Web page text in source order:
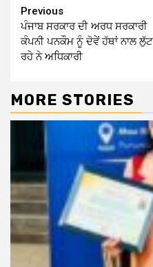
Continue
Reading
Previous
ਪੰਜਾਬ ਸਰਕਾਰ ਦੀ ਅਰਧ ਸਰਕਾਰੀ
ਕੰਪਨੀ ਪਨਕੌਮ ਨੂੰ ਦੋਵੇਂ ਹੱਥਾਂ ਨਾਲ ਲੁੱਟ
ਰਹੇ ਨੇ ਅਧਿਕਾਰੀ
MORE STORIES